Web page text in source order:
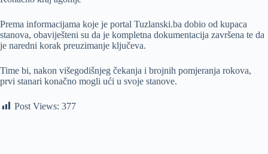
Prema informacijama koje je portal Tuzlanski.ba dobio od kupaca
stanova, obaviješteni su da je kompletna dokumentacija završena te da
je naredni korak preuzimanje ključeva.
Time bi, nakon višegodišnjeg čekanja i brojnih pomjeranja rokova,
prvi stanari konačno mogli ući u svoje stanove.
Post Views: 377